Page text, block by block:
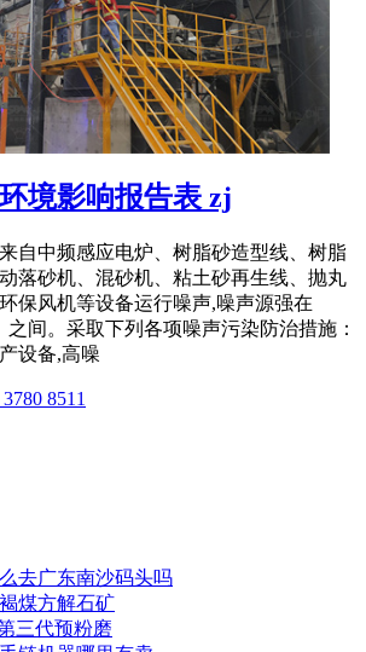
境影响报告表 zj
自中频感应电炉、树脂砂造型线、树脂
落砂机、混砂机、粘土砂再生线、抛丸
保风机等设备运行噪声,噪声源强在
之间。采取下列各项噪声污染防治措施：
设备,高噪
8511
去广东南沙码头吗
煤方解石矿
三代预粉磨